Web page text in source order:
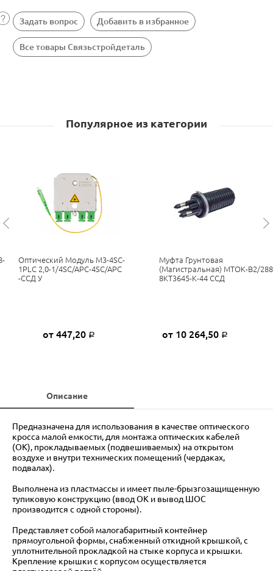
Задать вопрос Добавить в избранное
Все товары Связьстройдеталь
Популярное из категории
Оптический Модуль М3-4SC-
1PLC 2,0-1/4SC/APC-4SC/APC
-ССД У
от 447,20 Р
Муфта Грунтовая
(магистральная) МТОК-В2/
8КТ3645-К-44 ССД
от 10 264,50 Р
Описание
Предназначена для использования в качестве оптического
кросса малой емкости, для монтажа оптических кабелей
(ОК), прокладываемых (подвешиваемых) на открытом
воздухе и внутри технических помещений (чердаках,
подвалах).
Выполнена из пластмассы и имеет пыле-брызгозащищенную
тупиковую конструкцию (ввод ОК и вывод ШОС
производится с одной стороны).
Представляет собой малогабаритный контейнер
прямоугольной формы, снабженный откидной крышкой, с
уплотнительной прокладкой на стыке корпуса и крышки.
Крепление крышки с корпусом осуществляется